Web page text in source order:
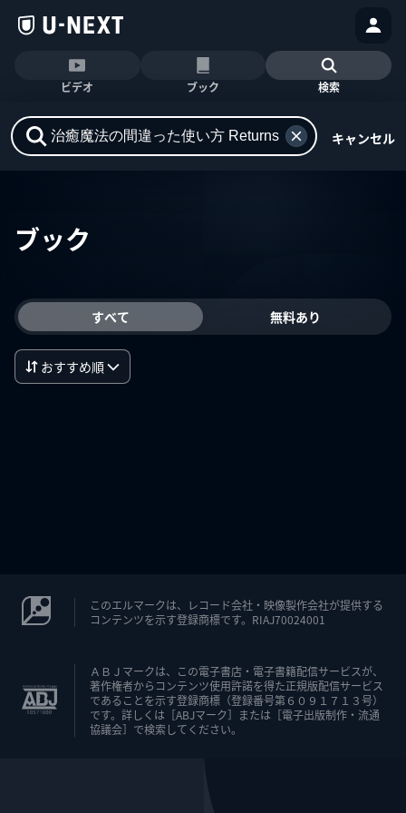
ビデオ ブック 検索
キャンセル
ブック
すべて 無料あり
おすすめ順
このエルマークは、レコード会社・映像製作会社が提供する
コンテンツを示す登録商標です。RIAJ70024001
ＡＢＪマークは、この電子書店・電子書籍配信サービスが、
著作権者からコンテンツ使用許諾を得た正規版配信サービス
であることを示す登録商標（登録番号第６０９１７１３号）
です。詳しくは［ABJマーク］または［電子出版制作・流通
協議会］で検索してください。